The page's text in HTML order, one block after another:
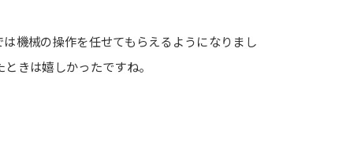
機械の操作を任せてもらえるようになりまし
きは嬉しかったですね。